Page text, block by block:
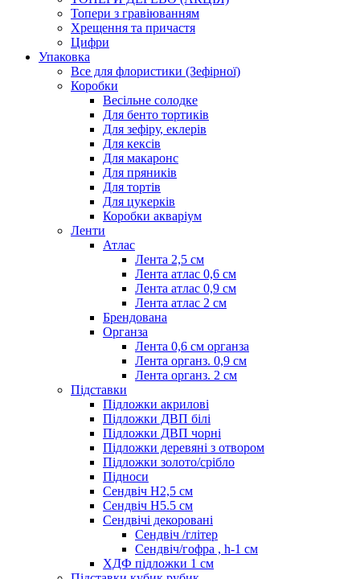
Топери з гравіюванням
Хрещення та причастя
Цифри
Упаковка
Все для флористики (Зефірної)
Коробки
Весільне солодке
Для бенто тортиків
Для зефіру, еклерів
Для кексів
Для макаронс
Для пряників
Для тортів
Для цукерків
Коробки акваріум
Ленти
Атлас
Лента 2,5 см
Лента атлас 0,6 см
Лента атлас 0,9 см
Лента атлас 2 см
Брендована
Органза
Лента 0,6 см органза
Лента органз. 0,9 см
Лента органз. 2 см
Підставки
Підложки акрилові
Підложки ДВП білі
Підложки ДВП чорні
Підложки деревяні з отвором
Підложки золото/срібло
Підноси
Сендвіч H2,5 см
Сендвіч H5.5 см
Сендвічі декоровані
Сендвіч /глітер
Сендвіч/гофра , h-1 см
ХДФ підложки 1 см